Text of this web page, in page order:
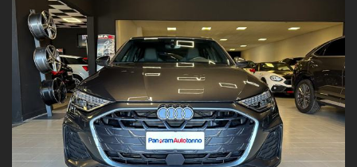
Telecamera
Fari LED Matrix
Prezzo al netto dell’immatricolazione, valido con promozione
Panoramauto Torino S.r.l.
Valutiamo il tuo usato!Vuoi permutare la tua vettura o venderla?
Inviacifoto e datisu:
www.panoramautotorino.it→ sezione “Acquistiamo il tuo
Strada Settimo 364, Torino(di fronte al centro commerciale